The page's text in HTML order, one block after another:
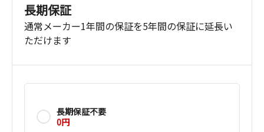
長期保証
通常メーカー1年間の保証を5年間の保証に延長い
ただけます
長期保証不要
0円